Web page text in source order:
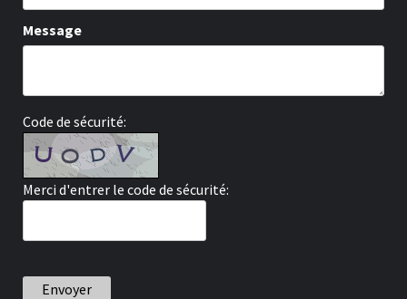
Message
Code de sécurité:
Merci d'entrer le code de sécurité:
Envoyer